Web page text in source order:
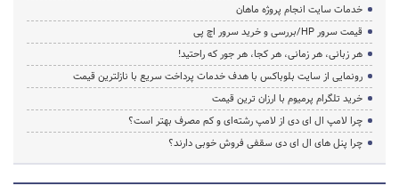
خدمات سایت انجام پروژه ماهان
قیمت سرور HP/بررسی و خرید سرور اچ پی
هر زبانی، هر زمانی، هر کجا، هر جور که راحتید!
رونمایی از سایت بلوباکس با هدف خدمات پرداخت سریع با نازلترین قیمت
خرید تلگرام پرمیوم با ارزان ترین قیمت
چرا لامپ ال ای دی از لامپ رشته‌ای و کم مصرف بهتر است؟
چرا پنل های ال ای دی سقفی فروش خوبی دارند؟